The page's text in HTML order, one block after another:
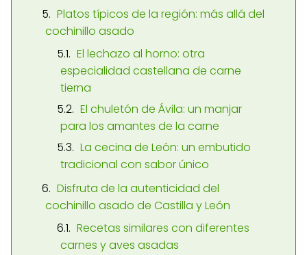
Platos típicos de la región: más allá del
cochinillo asado
El lechazo al horno: otra
especialidad castellana de carne
tierna
El chuletón de Ávila: un manjar
para los amantes de la carne
La cecina de León: un embutido
tradicional con sabor único
Disfruta de la autenticidad del
cochinillo asado de Castilla y León
Recetas similares con diferentes
carnes y aves asadas